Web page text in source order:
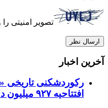
تصویر امنیتی را
آخرین اخبار
رکوردشکنی تاریخی
افتتاحیه ۹۲۷ میلیون دلاری در گیشه جهانی